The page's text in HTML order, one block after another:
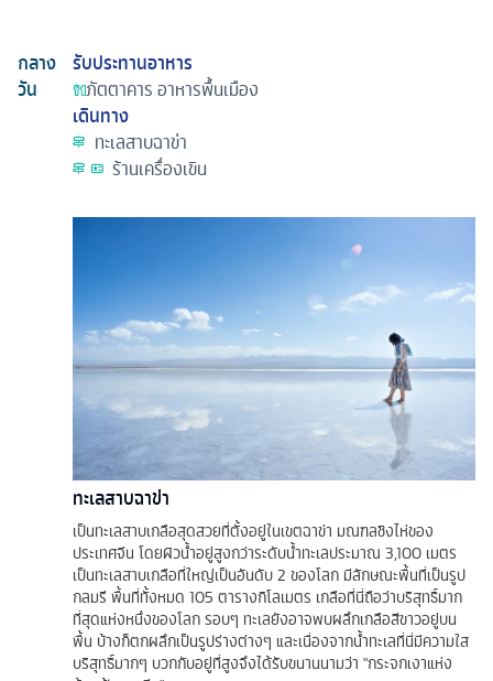
กลาง
วัน
รับประทานอาหาร
ภัตตาคารอาหารพื้นเมือง
เดินทาง
ทะเลสาบฉาข่า
ร้านเครื่องเขิน
ทะเลสาบฉาข่า
เป็นทะเลสาบเกลือสุดสวยที่ตั้งอยู่ในเขตฉาข่า มณฑลชิงไห่ของ
ประเทศจีน โดยผิวน้ำอยู่สูงกว่าระดับน้ำทะเลประมาณ 3,100 เมตร
เป็นทะเลสาบเกลือที่ใหญ่เป็นอันดับ 2 ของโลก มีลักษณะพื้นที่เป็นรูป
กลมรี พื้นที่ทั้งหมด 105 ตารางกิโลเมตร เกลือที่นี่ถือว่าบริสุทธิ์มาก
ที่สุดแห่งหนึ่งของโลก รอบๆ ทะเลยังอาจพบผลึกเกลือสีขาวอยู่บน
พื้น บ้างก็ตกผลึกเป็นรูปร่างต่างๆ และเนื่องจากน้ำทะเลที่นี่มีความใส
บริสุทธิ์มากๆ บวกกับอยู่ที่สูงจึงได้รับขนานนามว่า "กระจกเงาแห่ง